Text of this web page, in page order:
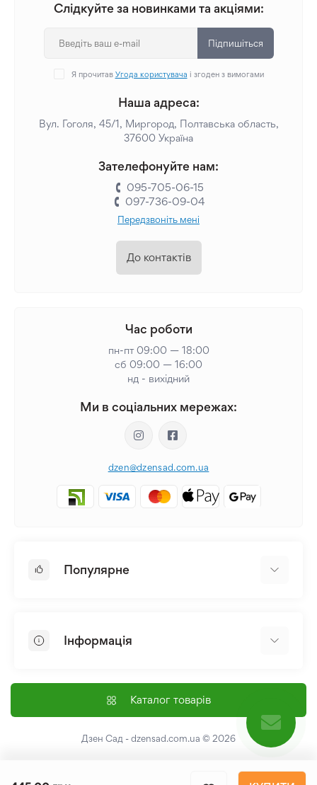
Слідкуйте за новинками та акціями:
Підпишіться
Я прочитав Угода користувача і згоден з вимогами
Наша адреса:
Вул. Гоголя, 45/1, Миргород, Полтавська область,
37600 Україна
Зателефонуйте нам:
095-705-06-15
097-736-09-04
Передзвоніть мені
До контактів
Час роботи
пн-пт 09:00 — 18:00
сб 09:00 — 16:00
нд - вихідний
Ми в соціальних мережах:
dzen@dzensad.com.ua
Популярне
Лілія
Насіння
Інформація
Доставка і оплата
Контакти
Каталог товарів
Дзен Сад - dzensad.com.ua © 2026